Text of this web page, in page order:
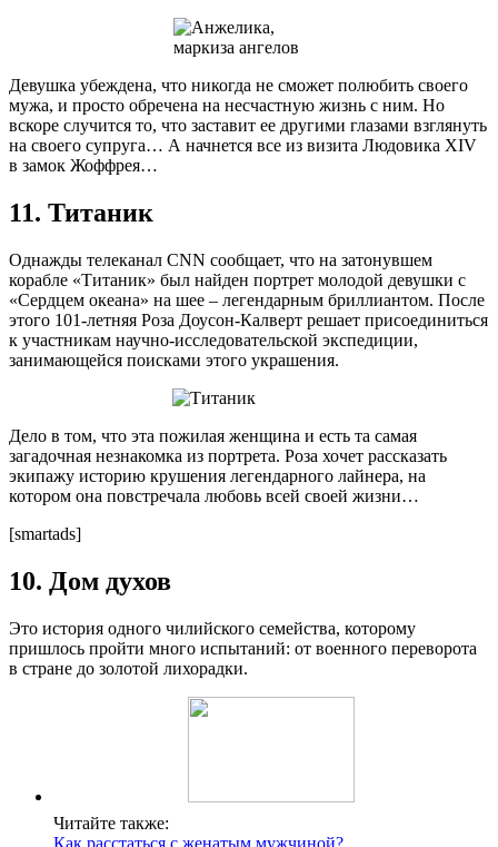
Девушка убеждена, что никогда не сможет полюбить своего
мужа, и просто обречена на несчастную жизнь с ним. Но
вскоре случится то, что заставит ее другими глазами взглянуть
на своего супруга… А начнется все из визита Людовика XIV
в замок Жоффрея…
11. Титаник
Однажды телеканал CNN сообщает, что на затонувшем
корабле «Титаник» был найден портрет молодой девушки с
«Сердцем океана» на шее – легендарным бриллиантом. После
этого 101-летняя Роза Доусон-Калверт решает присоединиться
к участникам научно-исследовательской экспедиции,
занимающейся поисками этого украшения.
Дело в том, что эта пожилая женщина и есть та самая
загадочная незнакомка из портрета. Роза хочет рассказать
экипажу историю крушения легендарного лайнера, на
котором она повстречала любовь всей своей жизни…
[smartads]
10. Дом духов
Это история одного чилийского семейства, которому
пришлось пройти много испытаний: от военного переворота
в стране до золотой лихорадки.
Читайте также:
Как расстаться с женатым мужчиной?